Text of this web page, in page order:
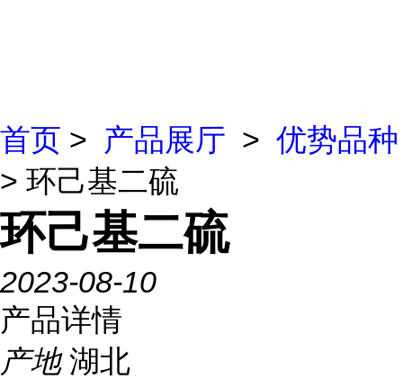
首页 > 产品展厅 > 优势品种
> 环己基二硫
环己基二硫
2023-08-10
产品详情
产地 湖北